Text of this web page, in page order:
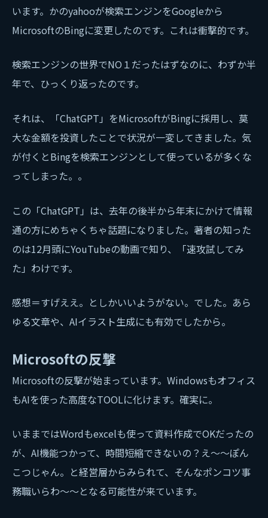
います。かのyahooが検索エンジンをGoogleから
MicrosoftのBingに変更したのです。これは衝撃的です。
検索エンジンの世界でNO１だったはずなのに、わずか半
年で、ひっくり返ったのです。
それは、「ChatGPT」をMicrosoftがBingに採用し、莫
大な金額を投資したことで状況が一変してきました。気
が付くとBingを検索エンジンとして使っているが多くな
ってしまった。。
この「ChatGPT」は、去年の後半から年末にかけて情報
通の方にめちゃくちゃ話題になりました。著者の知った
のは12月頭にYouTubeの動画で知り、「速攻試してみ
た」わけです。
感想＝すげええ。としかいいようがない。でした。あら
ゆる文章や、AIイラスト生成にも有効でしたから。
Microsoftの反撃
Microsoftの反撃が始まっています。Windowsもオフィス
もAIを使った高度なTOOLに化けます。確実に。
いままではWordもexcelも使って資料作成でOKだったの
が、AI機能つかって、時間短縮できないの？え～～ぽん
こつじゃん。と経営層からみられて、そんなポンコツ事
務職いらわ～～となる可能性が来ています。